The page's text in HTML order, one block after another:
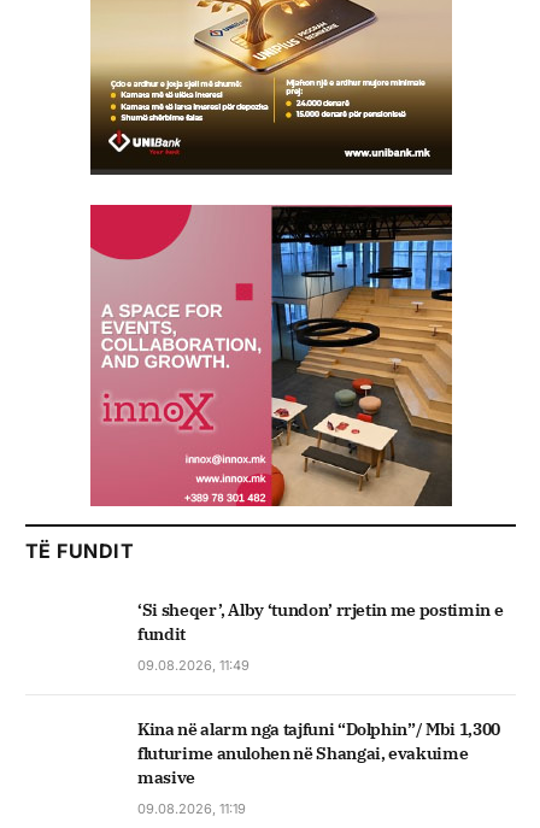
TË FUNDIT
‘Si sheqer’, Alby ‘tundon’ rrjetin me postimin e
fundit
09.08.2026, 11:49
Kina në alarm nga tajfuni “Dolphin”/ Mbi 1,300
fluturime anulohen në Shangai, evakuime
masive
09.08.2026, 11:19